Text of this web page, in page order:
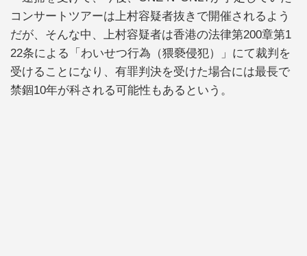
コンサートツアーは上村容疑者抜きで開催されるよう
だが、そんな中、上村容疑者は香港の法律第200章第1
22条による「わいせつ行為（猥褻侵犯）」にて裁判を
受けることになり、有罪判決を受けた場合には最長で
禁錮10年が科される可能性もあるという。